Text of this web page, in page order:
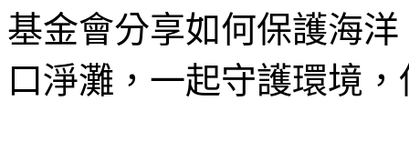
基金會分享如何保護海
口淨灘，一起守護環境